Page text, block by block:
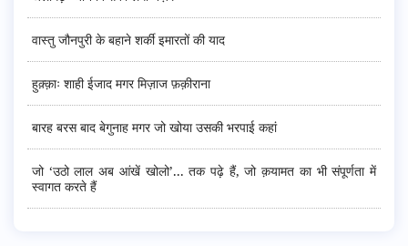
वास्तु जौनपुरी के बहाने शर्की इमारतों की याद
हुक़्क़ाः शाही ईजाद मगर मिज़ाज फ़क़ीराना
बारह बरस बाद बेगुनाह मगर जो खोया उसकी भरपाई कहां
जो ‘उठो लाल अब आंखें खोलो’... तक पढ़े हैं, जो क़यामत का भी संपूर्णता में
स्वागत करते हैं